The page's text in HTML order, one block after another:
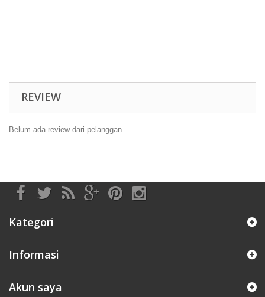
REVIEW
Belum ada review dari pelanggan.
Kategori
Informasi
Akun saya